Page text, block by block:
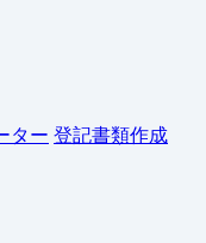
ター 登記書類作成